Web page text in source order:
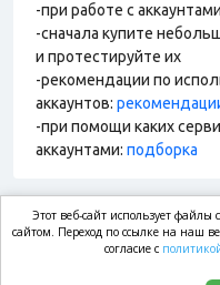
-при работе с
-сначала купите
и протестируйте их
-рекомендации по
аккаунтов:
-при помощи каких
аккаунтами: подборка
Этот веб-сайт использует файлы
сайтом. Переход по ссылке на наш
согласие с